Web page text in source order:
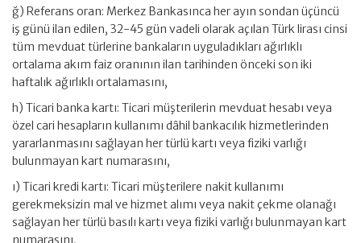
ğ) Referans oran: Merkez Bankasınca her ayın sondan üçüncü
iş günü ilan edilen, 32-45 gün vadeli olarak açılan Türk lirası cinsi
tüm mevduat türlerine bankaların uyguladıkları ağırlıklı
ortalama akım faiz oranının ilan tarihinden önceki son iki
haftalık ağırlıklı ortalamasını,
h) Ticari banka kartı: Ticari müşterilerin mevduat hesabı veya
özel cari hesapların kullanımı dâhil bankacılık hizmetlerinden
yararlanmasını sağlayan her türlü kartı veya fiziki varlığı
bulunmayan kart numarasını,
ı) Ticari kredi kartı: Ticari müşterilere nakit kullanımı
gerekmeksizin mal ve hizmet alımı veya nakit çekme olanağı
sağlayan her türlü basılı kartı veya fiziki varlığı bulunmayan kart
numarasını,